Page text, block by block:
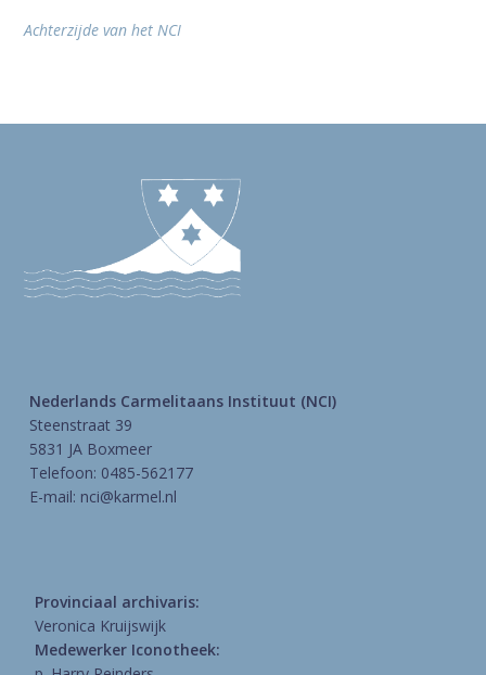
Achterzijde van het NCI
Nederlands Carmelitaans Instituut (NCI)
Steenstraat 39
5831 JA Boxmeer
Telefoon: 0485-562177
E-mail: nci@karmel.nl
Provinciaal archivaris:
Veronica Kruijswijk
Medewerker Iconotheek: